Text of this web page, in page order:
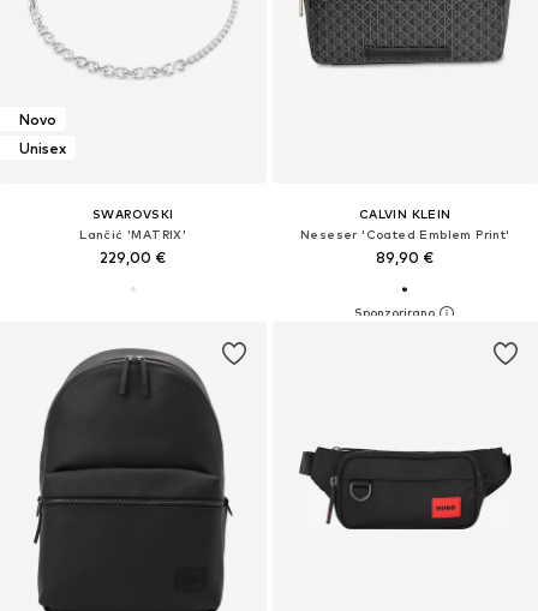
Novo
Unisex
SWAROVSKI
Lančić 'MATRIX'
229,00 €
CALVIN KLEIN
Neseser 'Coated Emblem Print'
89,90 €